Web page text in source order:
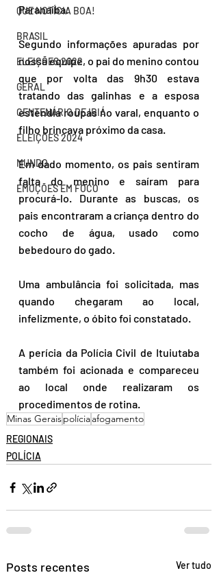
QUE NOTÍCIA BOA!
BRASIL
ELEIÇÕES 2022
GERAL
CENTENÁRIO DE IBIÁ
ELEIÇÕES 2024
MUNDO
EMOÇÕES EM FOCO
Paranaíba.
Segundo informações apuradas por
nossa equipe, o pai do menino contou
que por volta das 9h30 estava
tratando das galinhas e a esposa
estendia roupas no varal, enquanto o
filho brincava próximo da casa.
Em dado momento, os pais sentiram
falta do menino e saíram para
procurá-lo. Durante as buscas, os
pais encontraram a criança dentro do
cocho de água, usado como
bebedouro do gado.
Uma ambulância foi solicitada, mas
quando chegaram ao local,
infelizmente, o óbito foi constatado.
A perícia da Polícia Civil de Ituiutaba
também foi acionada e compareceu
ao local onde realizaram os
procedimentos de rotina.
Minas Geraispolíciaafogamento
REGIONAIS
POLÍCIA
Posts recentes Ver tudo